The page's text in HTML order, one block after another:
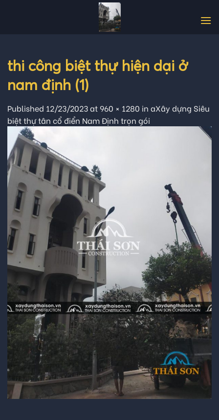
thi công biệt thự hiện dại ở
nam định (1)
Published 12/23/2023at 960 × 1280 in aXây dựng Siêu
biệt thự tân cổ điển Nam Định trọn gói